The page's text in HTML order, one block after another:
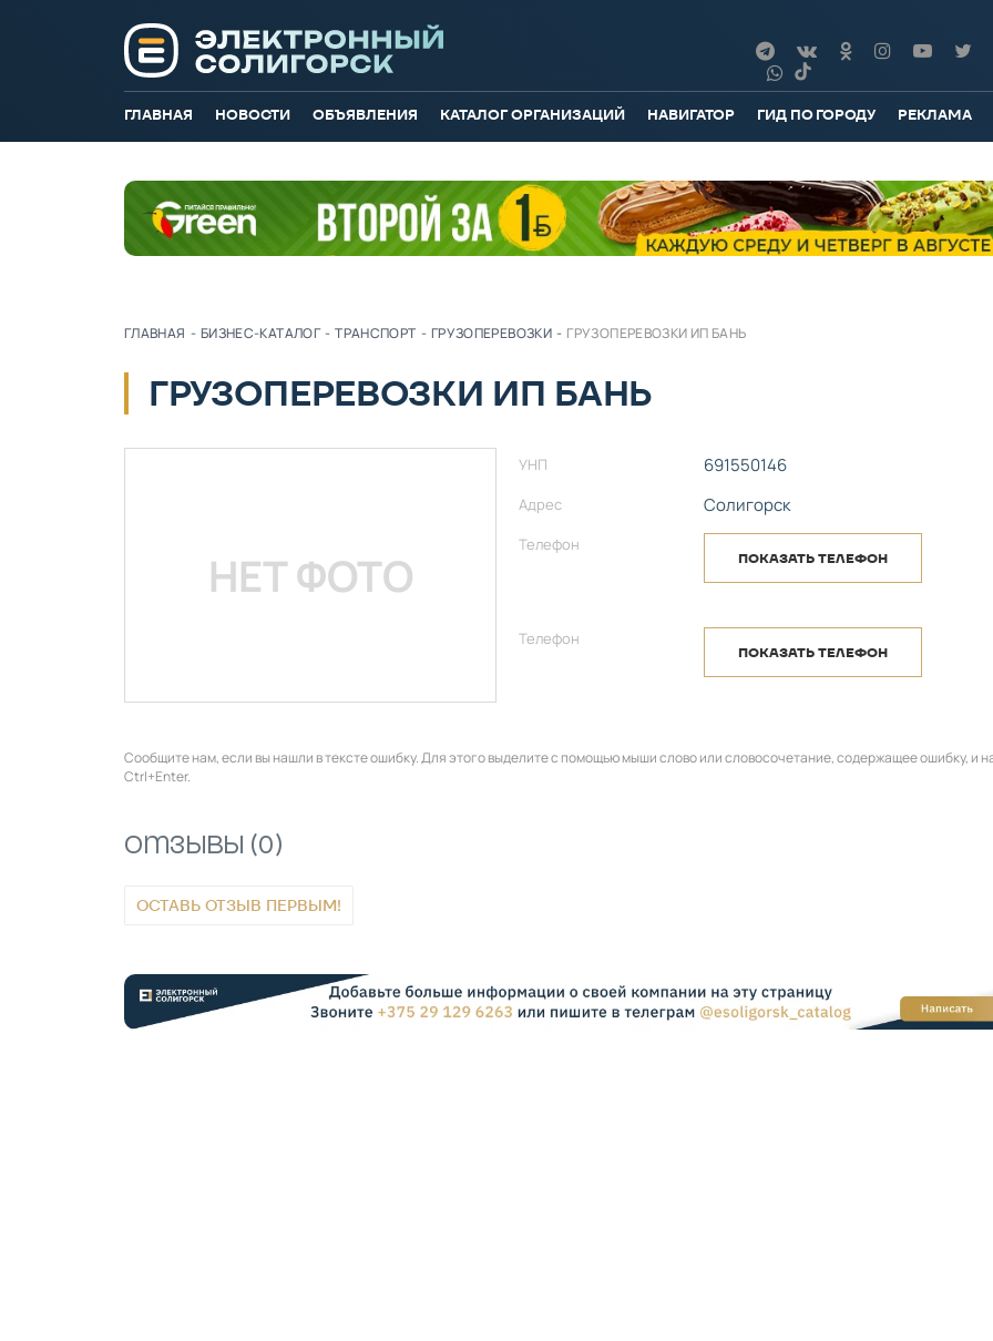
ГЛАВНАЯ НОВОСТИ ОБЪЯВЛЕНИЯ КАТАЛОГ ОРГАНИЗАЦИЙ НАВИГАТОР ГИД ПО ГОРОДУ РЕКЛАМА
ГЛАВНАЯ - БИЗНЕС-КАТАЛОГ - ТРАНСПОРТ - ГРУЗОПЕРЕВОЗКИ - ГРУЗОПЕРЕВОЗКИ ИП БАНЬ
ГРУЗОПЕРЕВОЗКИ ИП БАНЬ
НЕТ ФОТО
УНП 691550146
Адрес Солигорск
Телефон
ПОКАЗАТЬ ТЕЛЕФОН
Телефон
ПОКАЗАТЬ ТЕЛЕФОН
Сообщите нам, если вы нашли в тексте ошибку. Для этого выделите с помощью мыши слово или словосочетание, содержащее ошибку, и
Ctrl+Enter.
Отзывы (0)
ОСТАВЬ ОТЗЫВ ПЕРВЫМ!